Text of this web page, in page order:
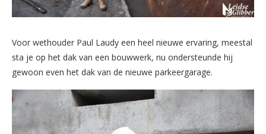
Voor wethouder Paul Laudy een heel nieuwe ervaring, meestal
sta je op het dak van een bouwwerk, nu ondersteunde hij
gewoon even het dak van de nieuwe parkeergarage.